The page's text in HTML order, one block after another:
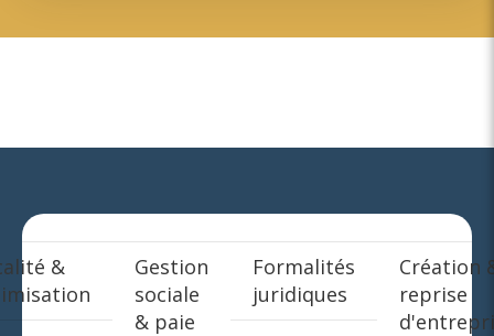
&
Gestion
sociale
& paie
Formalités
juridiques
Création
reprise